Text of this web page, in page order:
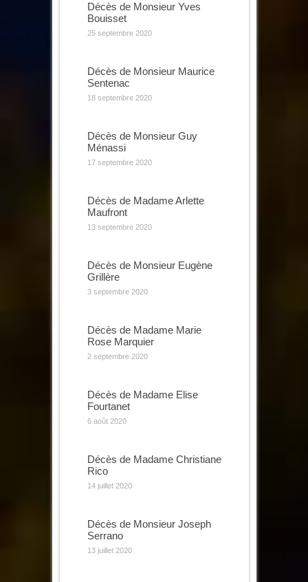
Décès de Monsieur Yves
Bouisset
25 septembre 2020
Décès de Monsieur Maurice
Sentenac
18 septembre 2020
Décès de Monsieur Guy
Ménassi
17 septembre 2020
Décès de Madame Arlette
Maufront
13 septembre 2020
Décès de Monsieur Eugène
Grillère
3 septembre 2020
Décès de Madame Marie
Rose Marquier
2 septembre 2020
Décès de Madame Elise
Fourtanet
6 août 2020
Décès de Madame Christiane
Rico
14 juillet 2020
Décès de Monsieur Joseph
Serrano
13 juillet 2020